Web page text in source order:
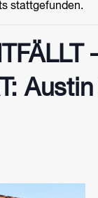
stattgefunden.